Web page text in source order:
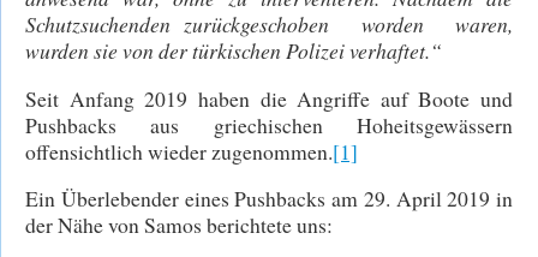
Schutzsuchenden zurückgeschoben worden waren,
wurden sie von der türkischen Polizei verhaftet.“
Seit Anfang 2019 haben die Angriffe auf Boote und
Pushbacks aus griechischen Hoheitsgewässern
offensichtlich wieder zugenommen.[1]
Ein Überlebender eines Pushbacks am 29. April 2019 in
der Nähe von Samos berichtete uns: